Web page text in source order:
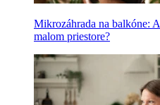
Mikrozáhrada na balkóne:
malom priestore?